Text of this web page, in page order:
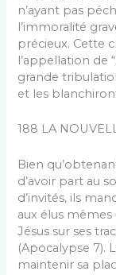
n’ayant pas
l’immoralité
précieux. Cette
l’appellation de
grande
et les
188 LA
Bien
d’avoir part au
d’invités, ils
aux élus
Jésus sur ses
(Apocalypse 7).
maintenir sa